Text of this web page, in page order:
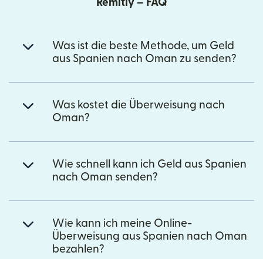
Remitly – FAQ
Was ist die beste Methode, um Geld
aus Spanien nach Oman zu senden?
Was kostet die Überweisung nach
Oman?
Wie schnell kann ich Geld aus Spanien
nach Oman senden?
Wie kann ich meine Online-
Überweisung aus Spanien nach Oman
bezahlen?